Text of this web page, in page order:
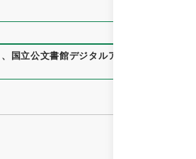
、 国立公文書館デジタルアーカイブ